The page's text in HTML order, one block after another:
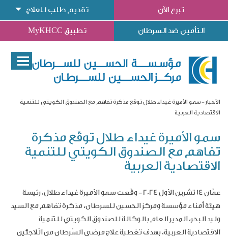
تبرع الآن تقديم طلب للعلاج
التأمين ضد السرطان تطبيق MyKHCC
الأخبار
سمو الأميرة غيداء طلال توقّع مذكرة تفاهم مع الصندوق الكويتي للتنمية
الاقتصادية العربية
سمو الأميرة غيداء طلال توقّع مذكرة
تفاهم مع الصندوق الكويتي للتنمية
الاقتصادية العربية
عمّان 14 تشرين الأول 2024
- وقّعت سمو الأميرة غيداء طلال، رئيسة
هيئة أمناء مؤسسة ومركز الحسين للسرطان، مذكرة تفاهم مع السيد
وليد البحر، المدير العام بالوكالة للصندوق الكويتي للتنمية
الاقتصادية العربية، بهدف تغطية علاج مرضى السّرطان من الّلاجئين